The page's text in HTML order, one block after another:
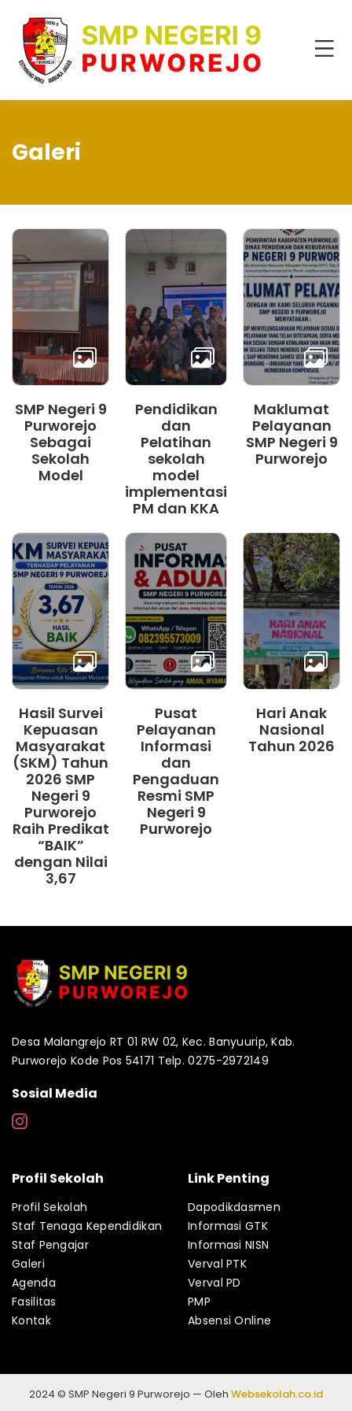
Galeri
SMP Negeri 9
Purworejo
Sebagai
Sekolah
Model
Pendidikan
dan
Pelatihan
sekolah
model
implementasi
PM dan KKA
Maklumat
Pelayanan
SMP Negeri 9
Purworejo
Hasil Survei
Kepuasan
Masyarakat
(SKM) Tahun
2026 SMP
Negeri 9
Purworejo
Raih Predikat
“BAIK”
dengan Nilai
3,67
Pusat
Pelayanan
Informasi
dan
Pengaduan
Resmi SMP
Negeri 9
Purworejo
Hari Anak
Nasional
Tahun 2026
Desa Malangrejo RT 01 RW 02, Kec. Banyuurip, Kab.
Purworejo Kode Pos 54171 Telp. 0275-2972149
Sosial Media
Profil Sekolah
Profil Sekolah
Staf Tenaga Kependidikan
Staf Pengajar
Galeri
Agenda
Fasilitas
Kontak
Link Penting
Dapodikdasmen
Informasi GTK
Informasi NISN
Verval PTK
Verval PD
PMP
Absensi Online
2024 © SMP Negeri 9 Purworejo — Oleh Websekolah.co.id